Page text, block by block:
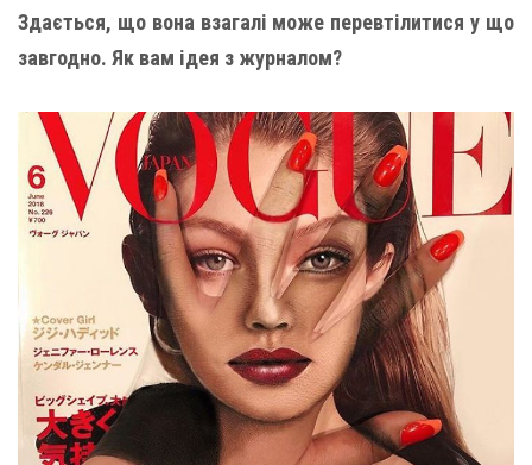
Здається, що вона взагалі може перевтілитися у що
завгодно. Як вам ідея з журналом?